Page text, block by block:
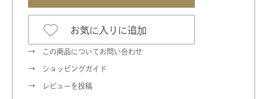
お気に入りに追加
この商品についてお問い合わせ
ショッピングガイド
レビューを投稿